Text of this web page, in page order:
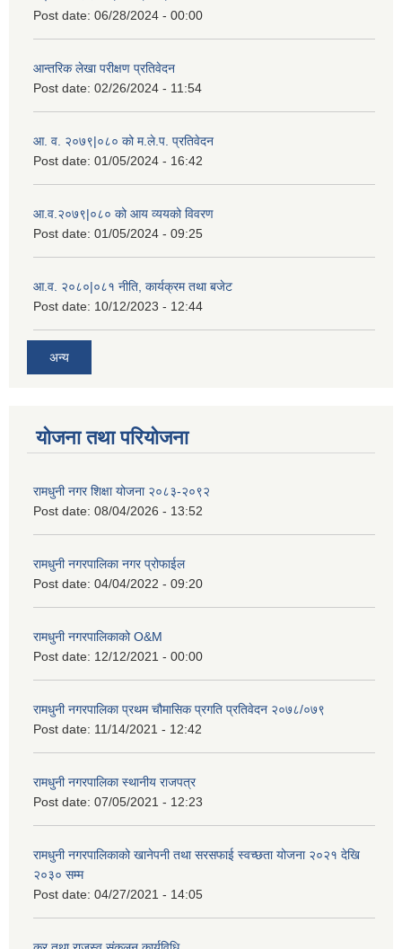
Post date: 06/28/2024 - 00:00
आन्तरिक लेखा परीक्षण प्रतिवेदन
Post date: 02/26/2024 - 11:54
आ. व. २०७९|०८० को म.ले.प. प्रतिवेदन
Post date: 01/05/2024 - 16:42
आ.व.२०७९|०८० को आय व्ययको विवरण
Post date: 01/05/2024 - 09:25
आ.व. २०८०|०८१ नीति, कार्यक्रम तथा बजेट
Post date: 10/12/2023 - 12:44
अन्य
योजना तथा परियोजना
रामधुनी नगर शिक्षा योजना २०८३-२०९२
Post date: 08/04/2026 - 13:52
रामधुनी नगरपालिका नगर प्रोफाईल
Post date: 04/04/2022 - 09:20
रामधुनी नगरपालिकाको O&M
Post date: 12/12/2021 - 00:00
रामधुनी नगरपालिका प्रथम चौमासिक प्रगति प्रतिवेदन २०७८/०७९
Post date: 11/14/2021 - 12:42
रामधुनी नगरपालिका स्थानीय राजपत्र
Post date: 07/05/2021 - 12:23
रामधुनी नगरपालिकाको खानेपनी तथा सरसफाई स्वच्छता योजना २०२१ देखि
२०३० सम्म
Post date: 04/27/2021 - 14:05